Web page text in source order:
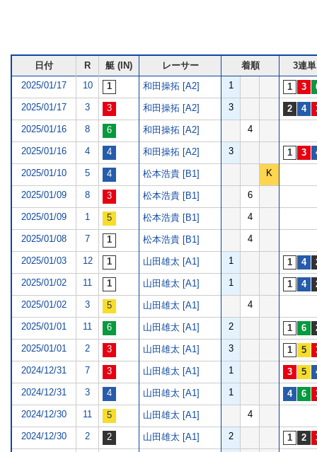
日付 R 艇 (IN) レーサー 着順
3連単
2025/01/17
10 和田操拓 [A2] 1
2025/01/17 3 和田操拓 [A2] 3
2025/01/16 8 和田操拓 [A2] 4
2025/01/16 4 和田操拓 [A2] 3
2025/01/10 5 松本浩貴 [B1] K
2025/01/09 8 松本浩貴 [B1] 6
2025/01/09 1 松本浩貴 [B1] 4
2025/01/08 7 松本浩貴 [B1] 4
2025/01/03 12 山田雄太 [A1] 1
2025/01/02 11 山田雄太 [A1] 1
2025/01/02 3 山田雄太 [A1] 4
2025/01/01 11 山田雄太 [A1] 2
2025/01/01 2 山田雄太 [A1] 3
2024/12/31 7 山田雄太 [A1] 1
2024/12/31 3 山田雄太 [A1] 1
2024/12/30 11 山田雄太 [A1] 4
2024/12/30 2 山田雄太 [A1] 2